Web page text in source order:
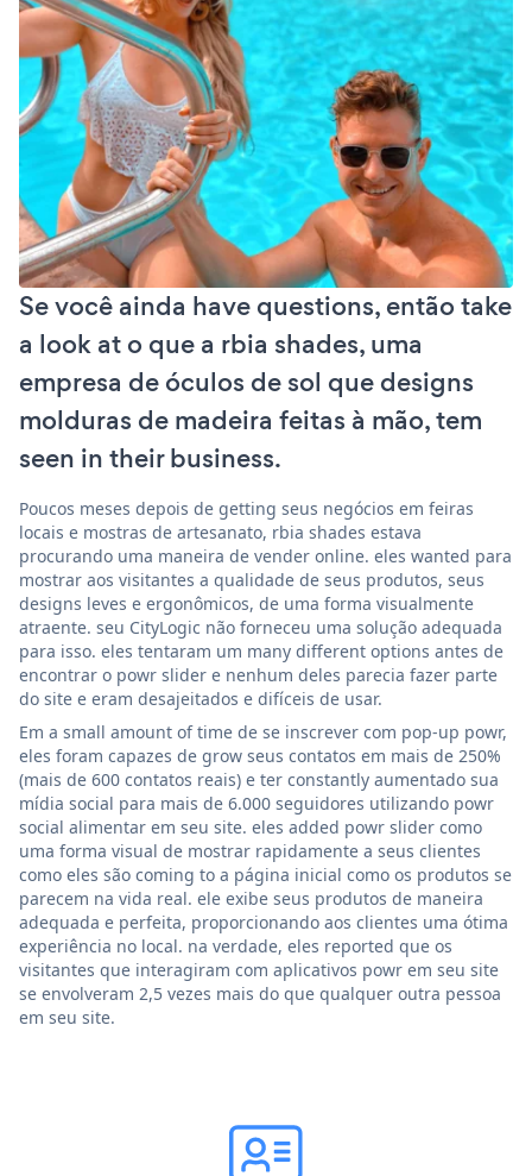
Se você ainda have questions, então take
a look at o que a rbia shades, uma
empresa de óculos de sol que designs
molduras de madeira feitas à mão, tem
seen in their business.
Poucos meses depois de getting seus negócios em feiras
locais e mostras de artesanato, rbia shades estava
procurando uma maneira de vender online. eles wanted para
mostrar aos visitantes a qualidade de seus produtos, seus
designs leves e ergonômicos, de uma forma visualmente
atraente. seu CityLogic não forneceu uma solução adequada
para isso. eles tentaram um many different options antes de
encontrar o powr slider e nenhum deles parecia fazer parte
do site e eram desajeitados e difíceis de usar.
Em a small amount of time de se inscrever com pop-up powr,
eles foram capazes de grow seus contatos em mais de 250%
(mais de 600 contatos reais) e ter constantly aumentado sua
mídia social para mais de 6.000 seguidores utilizando powr
social alimentar em seu site. eles added powr slider como
uma forma visual de mostrar rapidamente a seus clientes
como eles são coming to a página inicial como os produtos se
parecem na vida real. ele exibe seus produtos de maneira
adequada e perfeita, proporcionando aos clientes uma ótima
experiência no local. na verdade, eles reported que os
visitantes que interagiram com aplicativos powr em seu site
se envolveram 2,5 vezes mais do que qualquer outra pessoa
em seu site.